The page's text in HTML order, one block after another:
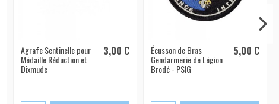
Agrafe Sentinelle pour
Médaille Réduction et
Dixmude
3,00 € Écusson de Bras
Gendarmerie de Légion
Brodé - PSIG
5,00 €